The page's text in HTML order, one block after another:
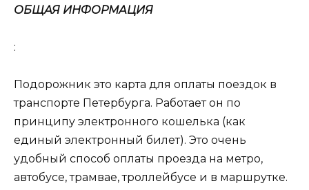
ОБЩАЯ ИНФОРМАЦИЯ
:
Подорожник это карта для оплаты поездок в
транспорте Петербурга. Работает он по
принципу электронного кошелька (как
единый электронный билет). Это очень
удобный способ оплаты проезда на метро,
автобусе, трамвае, троллейбусе и в маршрутке.